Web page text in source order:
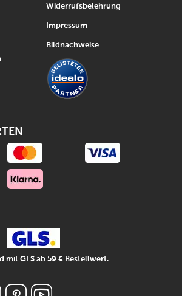
Widerrufsbelehrung
Impressum
Bildnachweise
mit GLS ab 59 € Bestellwert.